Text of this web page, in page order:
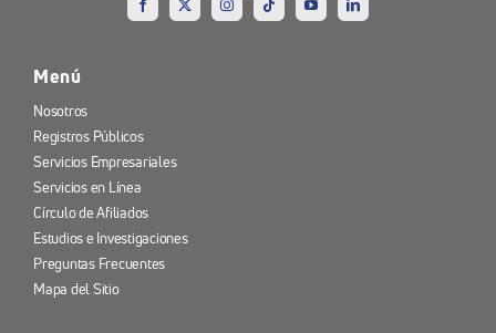
Menú
Nosotros
Registros Públicos
Servicios Empresariales
Servicios en Línea
Círculo de Afiliados
Estudios e Investigaciones
Preguntas Frecuentes
Mapa del Sitio